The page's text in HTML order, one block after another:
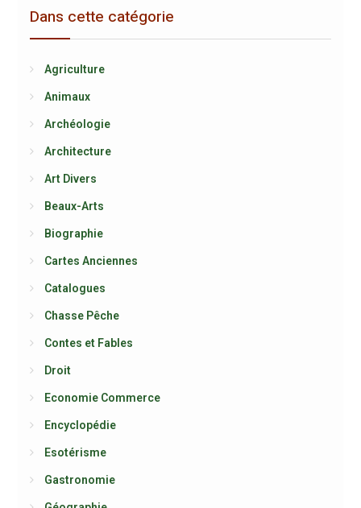
Dans cette catégorie
Agriculture
Animaux
Archéologie
Architecture
Art Divers
Beaux-Arts
Biographie
Cartes Anciennes
Catalogues
Chasse Pêche
Contes et Fables
Droit
Economie Commerce
Encyclopédie
Esotérisme
Gastronomie